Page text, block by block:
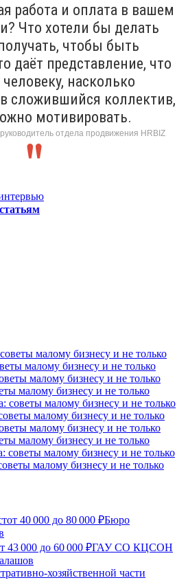
работа и оплата в вашем
Что хотели бы делать
чтобы быть
даёт представление, что
насколько
сложившийся коллектив,
мотивировать.
отдела продвижения HRBIZ
малому бизнесу и не только
малому бизнесу и не только
малому бизнесу и не только
малому бизнесу и не только
малому бизнесу и не только
от 40 000 до 80 000 ₽Бюро
43 000 до 60 000 ₽ГАУ СО КЦСОН
хозяйственной части